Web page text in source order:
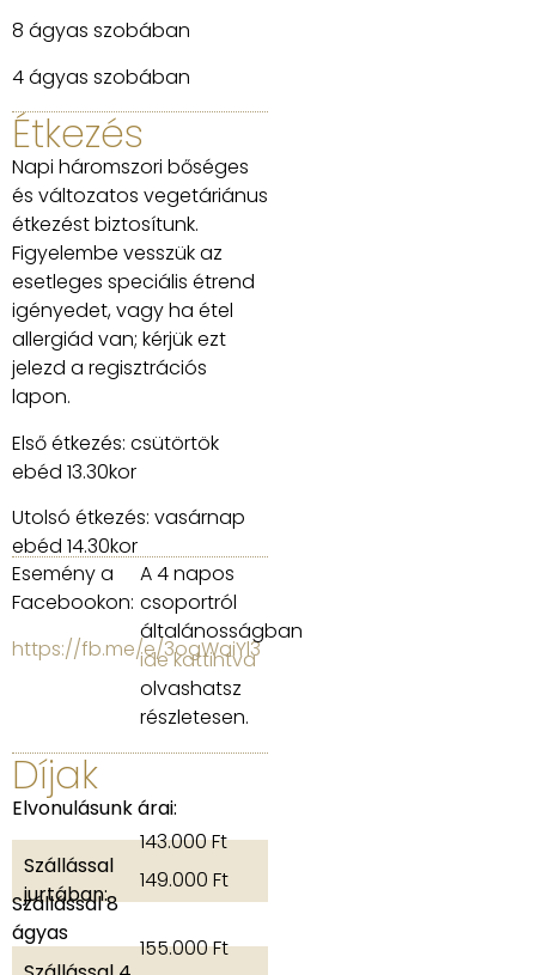
8 ágyas szobában
4 ágyas szobában
Étkezés
Napi háromszori bőséges
és változatos vegetáriánus
étkezést biztosítunk.
Figyelembe vesszük az
esetleges speciális étrend
igényedet, vagy ha étel
allergiád van; kérjük ezt
jelezd a regisztrációs
lapon.
Első étkezés: csütörtök
ebéd 13.30kor
Utolsó étkezés: vasárnap
ebéd 14.30kor
Esemény a
Facebookon:
https://fb.me/e/3ogWaiYl3
A 4 napos
csoportról
általánosságban
ide kattintva
olvashatsz
részletesen.
Díjak
Elvonulásunk árai:
Szállással
jurtában:
143.000 Ft
Szállással 8
ágyas
szobában:
149.000 Ft
155.000 Ft